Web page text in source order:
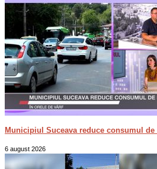
Municipiul Suceava reduce consumul
6 august 2026